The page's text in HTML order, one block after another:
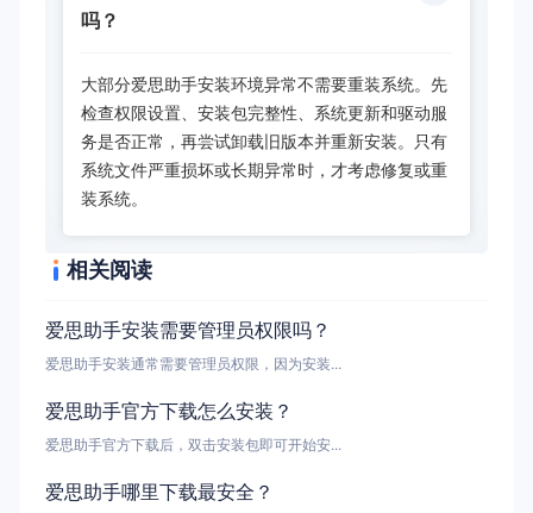
吗？
大部分爱思助手安装环境异常不需要重装系统。先
检查权限设置、安装包完整性、系统更新和驱动服
务是否正常，再尝试卸载旧版本并重新安装。只有
系统文件严重损坏或长期异常时，才考虑修复或重
装系统。
相关阅读
爱思助手安装需要管理员权限吗？
爱思助手安装通常需要管理员权限，因为安装...
爱思助手官方下载怎么安装？
爱思助手官方下载后，双击安装包即可开始安...
爱思助手哪里下载最安全？